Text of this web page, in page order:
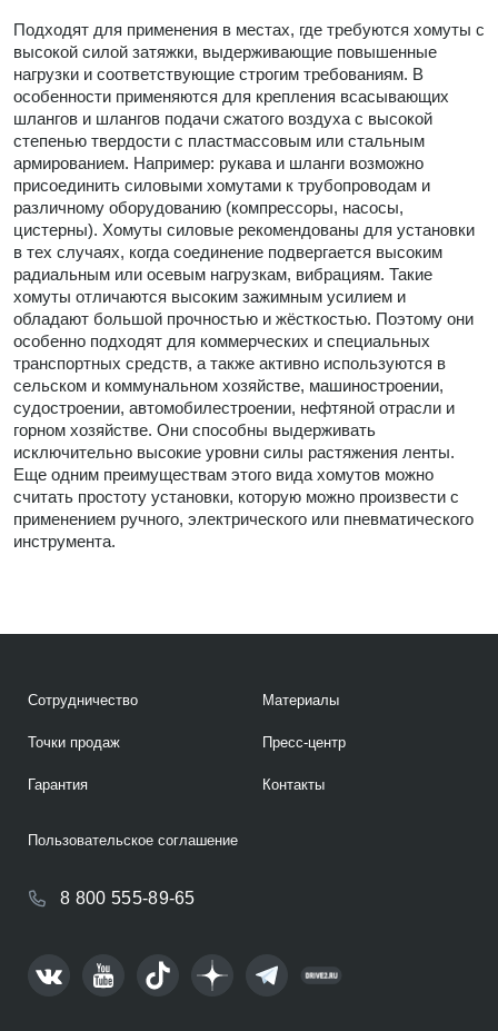
Подходят для применения в местах, где требуются хомуты c
высокой силой затяжки, выдерживающие повышенные
нагрузки и соответствующие строгим требованиям. В
особенности применяются для крепления всасывающих
шлангов и шлангов подачи сжатого воздуха с высокой
степенью твердости с пластмассовым или стальным
армированием. Например: рукава и шланги возможно
присоединить силовыми хомутами к трубопроводам и
различному оборудованию (компрессоры, насосы,
цистерны). Хомуты силовые рекомендованы для установки
в тех случаях, когда соединение подвергается высоким
радиальным или осевым нагрузкам, вибрациям. Такие
хомуты отличаются высоким зажимным усилием и
обладают большой прочностью и жёсткостью. Поэтому они
особенно подходят для коммерческих и специальных
транспортных средств, а также активно используются в
сельском и коммунальном хозяйстве, машиностроении,
судостроении, автомобилестроении, нефтяной отрасли и
горном хозяйстве. Они способны выдерживать
исключительно высокие уровни силы растяжения ленты.
Еще одним преимуществам этого вида хомутов можно
считать простоту установки, которую можно произвести с
применением ручного, электрического или пневматического
инструмента.
Сотрудничество
Точки продаж
Гарантия
Материалы
Пресс-центр
Контакты
8 800 555-89-65
Пользовательское соглашение